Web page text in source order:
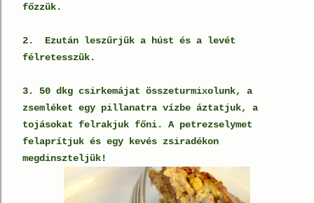
főzzük.
2. Ezután leszűrjük a húst és a levét
félretesszük.
3. 50 dkg csirkemájat összeturmixolunk, a
zsemléket egy pillanatra vízbe áztatjuk, a
tojásokat felrakjuk főni. A petrezselymet
felaprítjuk és egy kevés zsiradékon
megdinszteljük!